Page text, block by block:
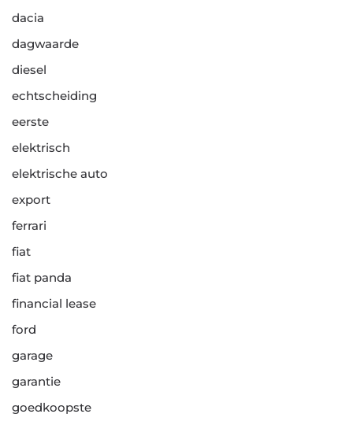
dacia
dagwaarde
diesel
echtscheiding
eerste
elektrisch
elektrische auto
export
ferrari
fiat
fiat panda
financial lease
ford
garage
garantie
goedkoopste